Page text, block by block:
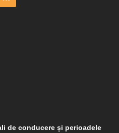
de conducere și perioadele